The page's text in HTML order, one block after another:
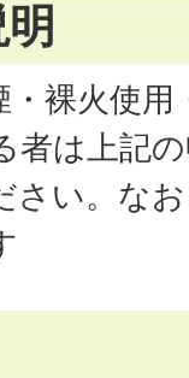
裸火使
者は上記
さい。な